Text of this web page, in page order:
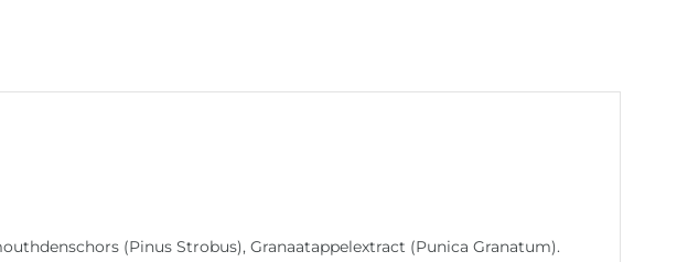
(Pinus Strobus), Granaatappelextract (Punica Granatum).